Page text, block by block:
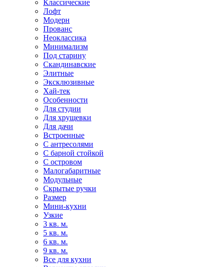
Классические
Лофт
Модерн
Прованс
Неоклассика
Минимализм
Под старину
Скандинавские
Элитные
Эксклюзивные
Хай-тек
Особенности
Для студии
Для хрущевки
Для дачи
Встроенные
С антресолями
С барной стойкой
С островом
Малогабаритные
Модульные
Скрытые ручки
Размер
Мини-кухни
Узкие
3 кв. м.
5 кв. м.
6 кв. м.
9 кв. м.
Все для кухни